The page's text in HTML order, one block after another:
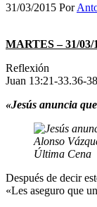
31/03/2015 Por
MARTES – 31/03/
Reflexión
Juan 13:21-33.36-38
«Jesús anuncia
Alonso
Última Cena
Después de decir
«Les aseguro que